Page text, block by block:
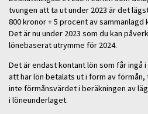
tvungen att ta ut under 2023 är det
800 kronor + 5 procent av
Det är nu under 2023 som du kan
lönebaserat utrymme för 2024.
Det är endast kontant lön som får ingå
att har lön betalats ut i form av
inte förmånsvärdet i beräkningen av
i löneunderlaget.